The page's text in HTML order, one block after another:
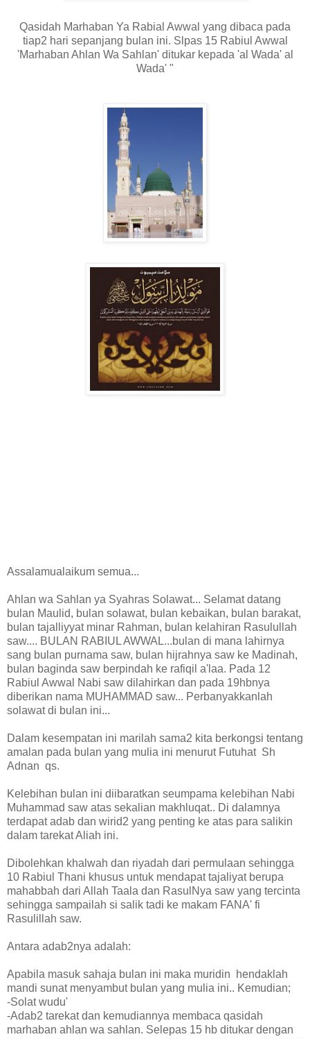
Qasidah Marhaban Ya Rabial Awwal yang dibaca pada
tiap2 hari sepanjang bulan ini. Slpas 15 Rabiul Awwal
'Marhaban Ahlan Wa Sahlan' ditukar kepada 'al Wada' al
Wada' "
Assalamualaikum semua...
Ahlan wa Sahlan ya Syahras Solawat... Selamat datang
bulan Maulid, bulan solawat, bulan kebaikan, bulan barakat,
bulan tajalliyyat minar Rahman, bulan kelahiran Rasulullah
saw.... BULAN RABIUL AWWAL...bulan di mana lahirnya
sang bulan purnama saw, bulan hijrahnya saw ke Madinah,
bulan baginda saw berpindah ke rafiqil a'laa. Pada 12
Rabiul Awwal Nabi saw dilahirkan dan pada 19hbnya
diberikan nama MUHAMMAD saw... Perbanyakkanlah
solawat di bulan ini...
Dalam kesempatan ini marilah sama2 kita berkongsi tentang
amalan pada bulan yang mulia ini menurut Futuhat Sh
Adnan qs.
Kelebihan bulan ini diibaratkan seumpama kelebihan Nabi
Muhammad saw atas sekalian makhluqat.. Di dalamnya
terdapat adab dan wirid2 yang penting ke atas para salikin
dalam tarekat Aliah ini.
Dibolehkan khalwah dan riyadah dari permulaan sehingga
10 Rabiul Thani khusus untuk mendapat tajaliyat berupa
mahabbah dari Allah Taala dan RasulNya saw yang tercinta
sehingga sampailah si salik tadi ke makam FANA' fi
Rasulillah saw.
Antara adab2nya adalah:
Apabila masuk sahaja bulan ini maka muridin hendaklah
mandi sunat menyambut bulan yang mulia ini.. Kemudian;
-Solat wudu'
-Adab2 tarekat dan kemudiannya membaca qasidah
marhaban ahlan wa sahlan. Selepas 15 hb ditukar dengan